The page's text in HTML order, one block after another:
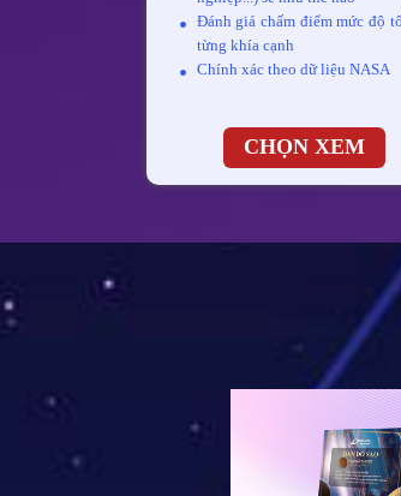
Đánh giá chấm điểm mức độ
từng khía cạnh
Chính xác theo dữ liệu NASA
CHỌN XEM